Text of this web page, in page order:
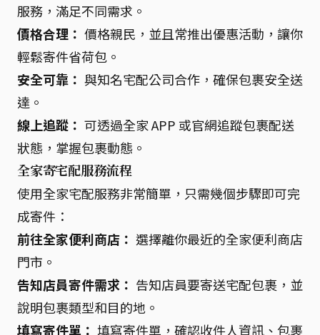
服務，滿足不同需求。
價格合理： 價格親民，並且常推出優惠活動，讓你
輕鬆寄件省荷包。
安全可靠： 與知名宅配公司合作，確保包裹安全送
達。
線上追蹤： 可透過全家 APP 或官網追蹤包裹配送
狀態，掌握包裹動態。
全家寄宅配服務流程
使用全家宅配服務非常簡單，只需幾個步驟即可完
成寄件：
前往全家便利商店： 選擇離你最近的全家便利商店
門市。
告知店員寄件需求： 告知店員要寄送宅配包裹，並
說明包裹類型和目的地。
填寫寄件單： 填寫寄件單，確認收件人資訊、包裹